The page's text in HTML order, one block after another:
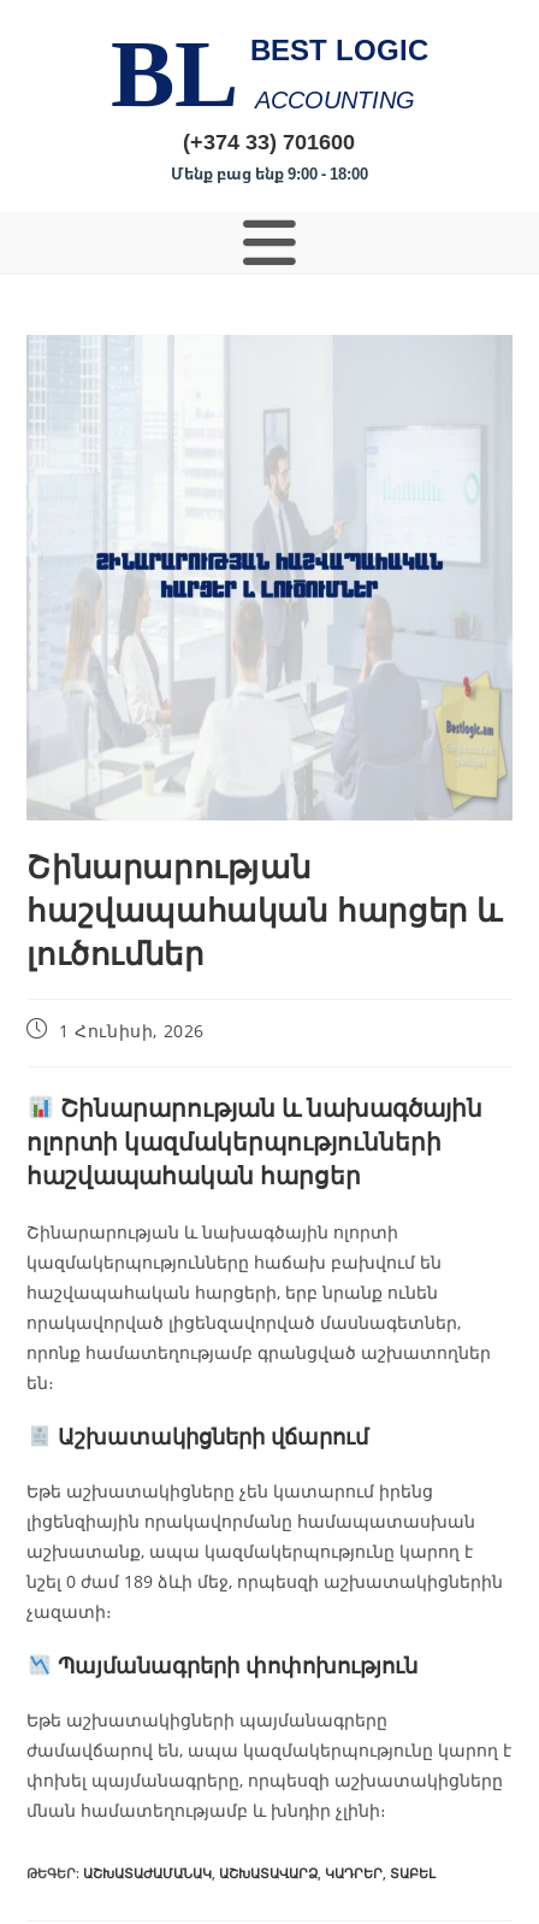
BL BEST LOGIC
ACCOUNTING
(+374 33) 701600
Մենք բաց ենք 9:00 - 18:00
Շինարարության
հաշվապահական հարցեր և
լուծումներ
1 Հունիսի, 2026
Շինարարության և նախագծային
ոլորտի կազմակերպությունների
հաշվապահական հարցեր
Շինարարության և նախագծային ոլորտի
կազմակերպությունները հաճախ բախվում են
հաշվապահական հարցերի, երբ նրանք ունեն
որակավորված լիցենզավորված մասնագետներ,
որոնք համատեղությամբ գրանցված աշխատողներ
են։
Աշխատակիցների վճարում
Եթե աշխատակիցները չեն կատարում իրենց
լիցենզիային որակավորմանը համապատասխան
աշխատանք, ապա կազմակերպությունը կարող է
նշել 0 ժամ 189 ձևի մեջ, որպեսզի աշխատակիցներին
չազատի։
Պայմանագրերի փոփոխություն
Եթե աշխատակիցների պայմանագրերը
ժամավճարով են, ապա կազմակերպությունը կարող է
փոխել պայմանագրերը, որպեսզի աշխատակիցները
մնան համատեղությամբ և խնդիր չլինի։
ԹԵԳԵՐ: ԱՇԽԱՏԱԺԱՄԱՆԱԿ, ԱՇԽԱՏԱՎԱՐՁ, ԿԱԴՐԵՐ, ՏԱԲԵԼ